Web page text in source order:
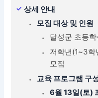
상세 안내
모집 대상 및 인원
달성군 초등
저학년(1~3
모집
교육 프로그램 구
6월 13일(토)